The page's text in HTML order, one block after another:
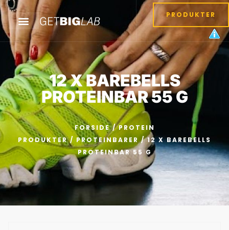
PRODUKTER
12 X BAREBELLS
PROTEINBAR 55 G
FORSIDE/PROTEIN
PRODUKTER/ PROTEINBARER / 12 X BAREBELLS
PROTEINBAR 55 G